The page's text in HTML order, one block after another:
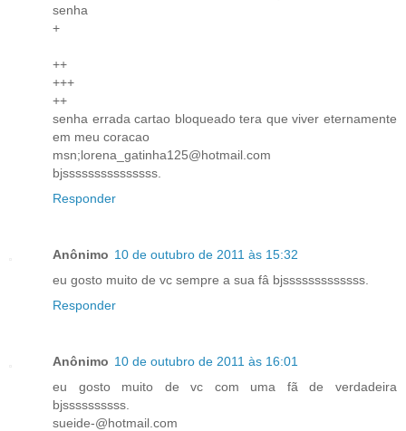
senha
+
++
+++
++
senha errada cartao bloqueado tera que viver eternamente
em meu coracao
msn;lorena_gatinha125@hotmail.com
bjsssssssssssssss.
Responder
Anônimo 10 de outubro de 2011 às 15:32
eu gosto muito de vc sempre a sua fâ bjsssssssssssss.
Responder
Anônimo 10 de outubro de 2011 às 16:01
eu gosto muito de vc com uma fã de verdadeira
bjssssssssss.
sueide-@hotmail.com